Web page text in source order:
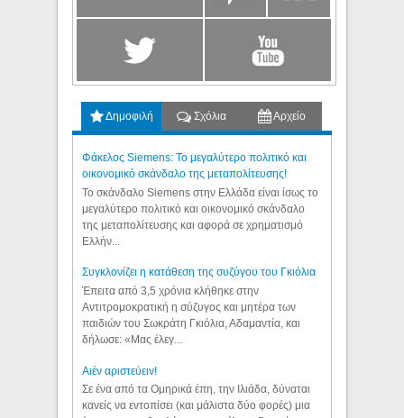
Δημοφιλή Σχόλια Αρχείο
Φάκελος Siemens: Το μεγαλύτερο πολιτικό και
οικονομικό σκάνδαλο της μεταπολίτευσης!
Το σκάνδαλο Siemens στην Ελλάδα είναι ίσως το
μεγαλύτερο πολιτικό και οικονομικό σκάνδαλο
της μεταπολίτευσης και αφορά σε χρηματισμό
Ελλήν...
Συγκλονίζει η κατάθεση της συζύγου του Γκιόλια
Έπειτα από 3,5 χρόνια κλήθηκε στην
Αντιτρομοκρατική η σύζυγος και μητέρα των
παιδιών του Σωκράτη Γκιόλια, Αδαμαντία, και
δήλωσε: «Μας έλεγ...
Aιέν αριστεύειν!
Σε ένα από τα Ομηρικά έπη, την Ιλιάδα, δύναται
κανείς να εντοπίσει (και μάλιστα δύο φορές) μια